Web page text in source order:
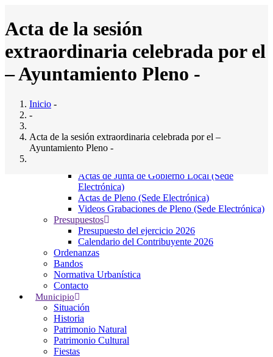
al
contenido
Main
navigation
Inicio
Saludo al Alcalde
El Ayto. Informa
Noticias
Direcciones y teléfonos de Interés
Actas de Junta de Gobierno Local (Sede
Electrónica)
Actas de Pleno (Sede Electrónica)
Videos Grabaciones de Pleno (Sede Electrónica)
Presupuestos
Presupuesto del ejercicio 2026
Calendario del Contribuyente 2026
Ordenanzas
Bandos
Normativa Urbanística
Contacto
Municipio
Situación
Historia
Patrimonio Natural
Patrimonio Cultural
Fiestas
Acta de la sesión
extraordinaria celebrada por el
– Ayuntamiento Pleno -
Inicio -
-
Acta de la sesión extraordinaria celebrada por el –
Ayuntamiento Pleno -
Sáb, 30/04/2016 - 12:00
Adjunto
P30MAYO2016EXTRAORDINARIO.pdf (520.37
520.37
KB
Localización
Bº El Sedillo, 9, 39715
Entrambasaguas
CANTABRIA
Tel: (+34) 942 524 021
Fax: (+34) 942 524 061
entrambasaguas@entrambasaguas.org